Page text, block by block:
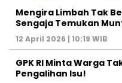
Mengira Limbah Tak
Sengaja Temukan
12 April 2026 | 10:19 WIB
GPK RI Minta Warga
Pengalihan Isu!